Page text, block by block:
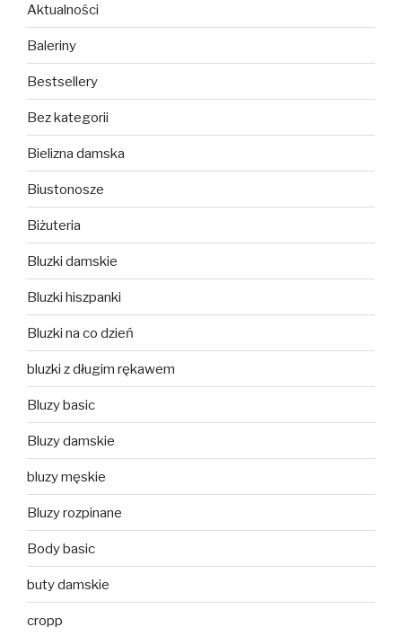
Aktualności
Baleriny
Bestsellery
Bez kategorii
Bielizna damska
Biustonosze
Biżuteria
Bluzki damskie
Bluzki hiszpanki
Bluzki na co dzień
bluzki z długim rękawem
Bluzy basic
Bluzy damskie
bluzy męskie
Bluzy rozpinane
Body basic
buty damskie
cropp